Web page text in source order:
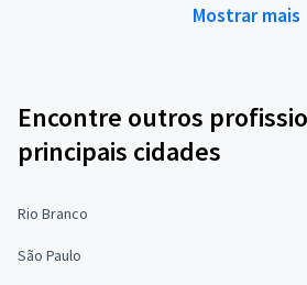
Mostrar mais
Encontre outros
principais cidades
Rio Branco
São Paulo